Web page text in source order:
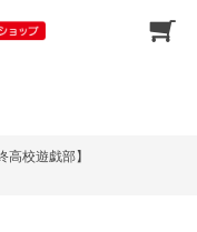
校遊戯部】